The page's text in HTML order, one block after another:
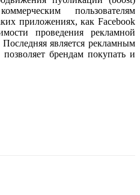
пользователям
приложениях, как Facebook
проведения рекламной
является рекламным
брендам покупать и